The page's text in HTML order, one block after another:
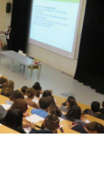
تخطي
المحتوى